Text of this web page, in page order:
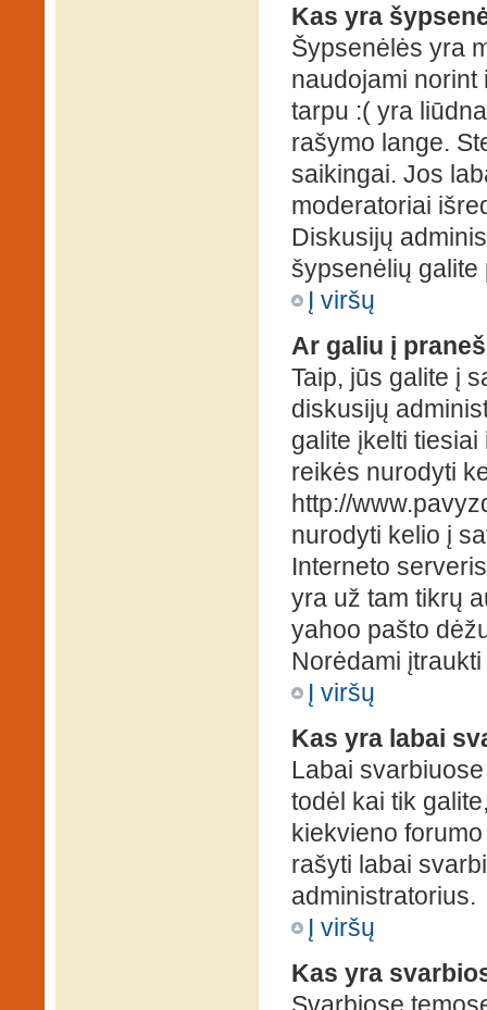
Kas yra
Šypsenėlės yra
naudojami norint
tarpu :( yra
rašymo lange.
saikingai. Jos
moderatoriai
Diskusijų
šypsenėlių galite
Į viršų
Ar galiu į
Taip, jūs galite į
diskusijų
galite įkelti
reikės nurodyti
http://
nurodyti kelio į
Interneto
yra už tam tikrų
yahoo pašto
Norėdami
Į viršų
Kas yra labai
Labai
todėl kai tik
kiekvieno
rašyti labai
administratorius.
Į viršų
Kas yra